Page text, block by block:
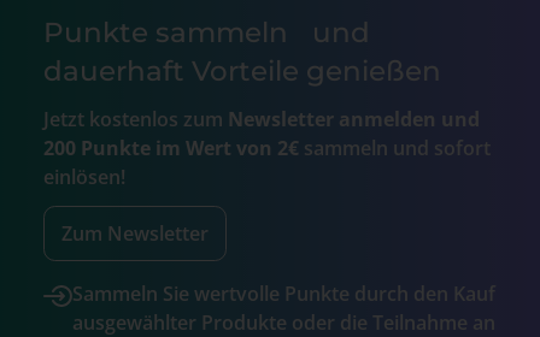
Punkte sammeln und
dauerhaft Vorteile genießen
Jetzt kostenlos zum Newsletter anmelden und
200 Punkte im Wert von 2€ sammeln und sofort
einlösen!
Zum Newsletter
Sammeln Sie wertvolle Punkte durch den Kauf
ausgewählter Produkte oder die Teilnahme an